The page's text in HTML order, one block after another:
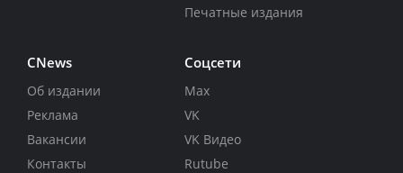
Печатные издания
CNews
Об издании
Реклама
Вакансии
Контакты
Соцсети
Max
VK
VK Видео
Rutube